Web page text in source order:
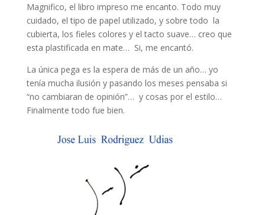
Magnifico, el libro impreso me encanto. Todo muy
cuidado, el tipo de papel utilizado, y sobre todo la
cubierta, los fieles colores y el tacto suave… creo que
esta plastificada en mate… Si, me encantó.
La única pega es la espera de más de un año… yo
tenía mucha ilusión y pasando los meses pensaba si
“no cambiaran de opinión”… y cosas por el estilo…
Finalmente todo fue bien.